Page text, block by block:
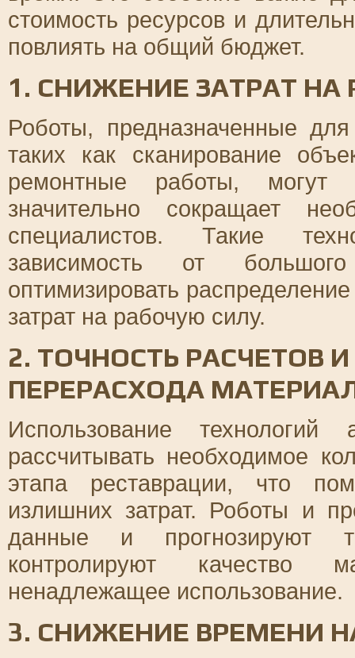
стоимость ресурсов и
повлиять на общий бюджет.
1. СНИЖЕНИЕ ЗАТРАТ
Роботы, предназначенные
таких как сканирование
ремонтные работы, могут
значительно сокращает
специалистов. Такие
зависимость от
оптимизировать
затрат на рабочую силу.
2. ТОЧНОСТЬ РАСЧЕТОВ
ПЕРЕРАСХОДА
Использование технологий
рассчитывать необходимое
этапа реставрации, что
излишних затрат. Роботы и
данные и прогнозируют
контролируют качество
ненадлежащее использование.
3. СНИЖЕНИЕ ВРЕМЕНИ